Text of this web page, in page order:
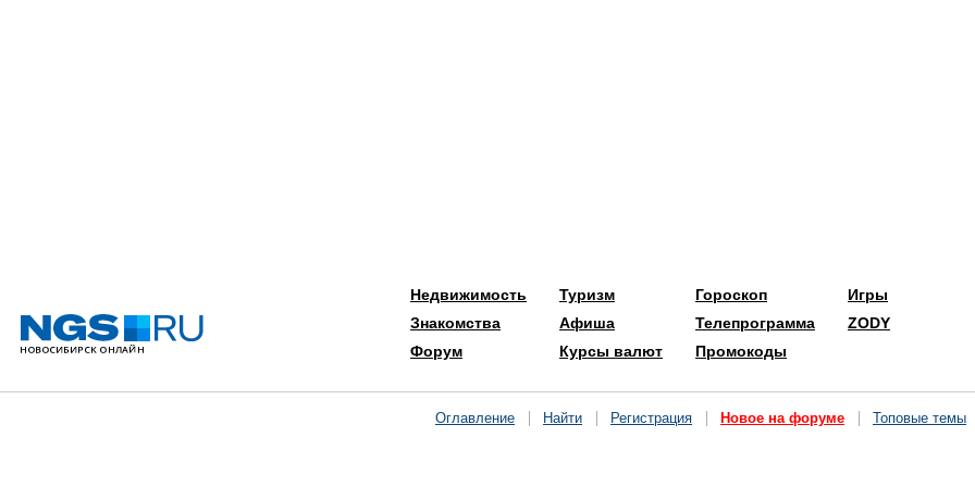
Недвижимость
Знакомства
Форум
Туризм
Афиша
Курсы валют
Гороскоп
Телепрограмма
Промокоды
Игры
ZODY
Оглавление Найти Регистрация Новое на форуме Топовые темы